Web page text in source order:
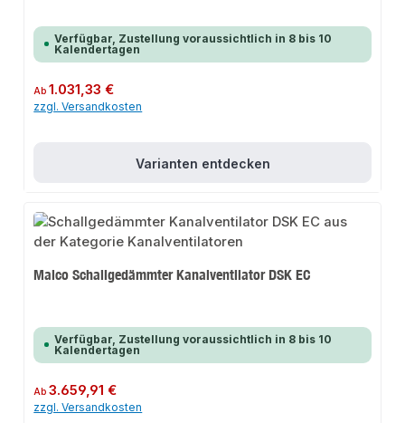
Verfügbar, Zustellung voraussichtlich in 8 bis 10
Kalendertagen
Regulärer Preis:
Ab1.031,33 €
zzgl. Versandkosten
Varianten entdecken
Maico Schallgedämmter Kanalventilator DSK EC
Verfügbar, Zustellung voraussichtlich in 8 bis 10
Kalendertagen
Regulärer Preis:
Ab3.659,91 €
zzgl. Versandkosten